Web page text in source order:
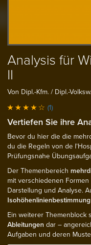
Analysis für
II
Von Dipl.-Kfm. / Dipl.-
(1)
Vertiefen Sie ihre
Bevor du hier die die
du die Regeln von de
Prüfungsnahe
Der Themenbereich
mit verschiedenen
Darstellung und Analyse.
Isohöhenlinienbestimmung
Ein weiterer Themenblock
Ableitungen dar –
Aufgaben und deren